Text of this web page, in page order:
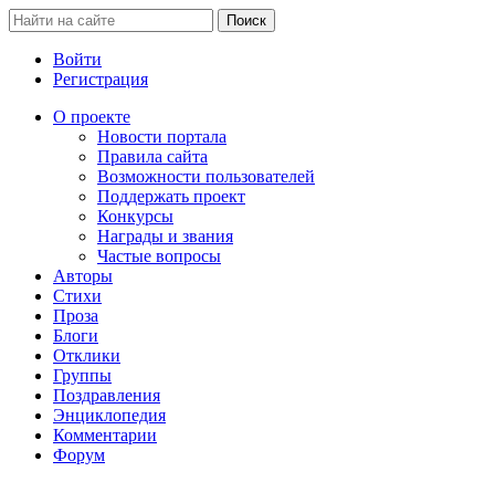
Войти
Регистрация
О проекте
Новости портала
Правила сайта
Возможности пользователей
Поддержать проект
Конкурсы
Награды и звания
Частые вопросы
Авторы
Стихи
Проза
Блоги
Отклики
Группы
Поздравления
Энциклопедия
Комментарии
Форум